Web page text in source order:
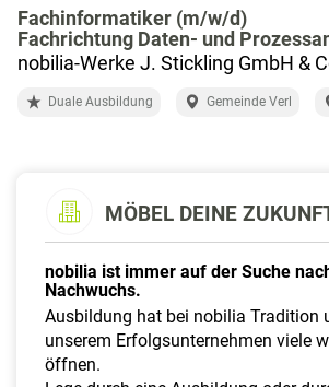
Fachinformatiker (m/w/d)
Fachrichtung Daten- und
nobilia-Werke J. Stickling GmbH &
Duale Ausbildung Gemeinde Verl
MÖBEL DEINE
nobilia ist immer auf der Suche
Nachwuchs.
Ausbildung hat bei nobilia Tradition
unserem Erfolgsunternehmen viele
öffnen.